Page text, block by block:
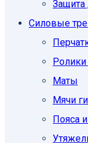
Защита
Силовые
Ролики
Маты
Мячи
Пояса